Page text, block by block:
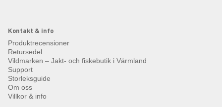
Kontakt & info
Produktrecensioner
Retursedel
Vildmarken – Jakt- och fiskebutik i Värmland
Support
Storleksguide
Om oss
Villkor & info